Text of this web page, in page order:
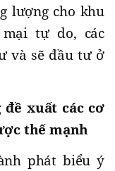
lượng cho khu
mại tự do, các
và sẽ đầu tư ở
xuất các cơ
thế mạnh
phát biểu ý